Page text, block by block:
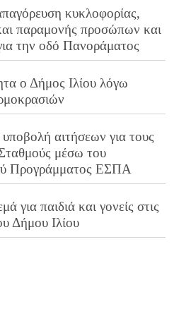
κυκλοφορίας,
παραμονής προσώπων και
την οδό Πανοράματος
ο Δήμος Ιλίου λόγω
αιτήσεων για τους
μέσω του
Προγράμματος ΕΣΠΑ
για παιδιά και γονείς στις
Δήμου Ιλίου